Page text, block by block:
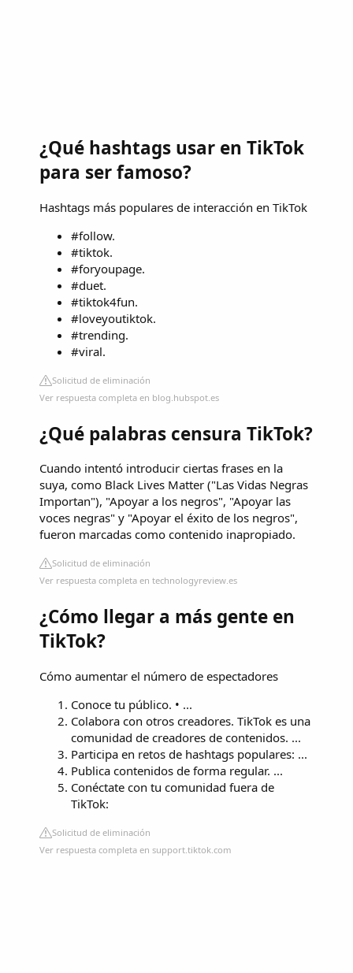
¿Qué hashtags usar en TikTok
para ser famoso?
Hashtags más populares de interacción en TikTok
#follow.
#tiktok.
#foryoupage.
#duet.
#tiktok4fun.
#loveyoutiktok.
#trending.
#viral.
Solicitud de eliminación
Ver respuesta completa en blog.hubspot.es
¿Qué palabras censura TikTok?
Cuando intentó introducir ciertas frases en la
suya, como Black Lives Matter ("Las Vidas Negras
Importan"), "Apoyar a los negros", "Apoyar las
voces negras" y "Apoyar el éxito de los negros",
fueron marcadas como contenido inapropiado.
Solicitud de eliminación
Ver respuesta completa en technologyreview.es
¿Cómo llegar a más gente en
TikTok?
Cómo aumentar el número de espectadores
Conoce tu público. • ...
Colabora con otros creadores. TikTok es una
comunidad de creadores de contenidos. ...
Participa en retos de hashtags populares: ...
Publica contenidos de forma regular. ...
Conéctate con tu comunidad fuera de
TikTok:
Solicitud de eliminación
Ver respuesta completa en support.tiktok.com